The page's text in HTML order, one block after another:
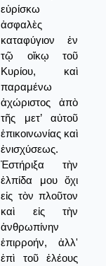
εὑρίσκω
ἀσφαλὲς
καταφύγιον ἐν
τῷ οἴκῳ τοῦ
Κυρίου, καὶ
παραμένω
ἀχώριστος ἀπὸ
τῆς μετ’ αὐτοῦ
ἐπικοινωνίας καὶ
ἐνισχύσεως.
Ἐστήριξα τὴν
ἐλπίδα μου ὄχι
εἰς τὸν πλοῦτον
καὶ εἰς τὴν
ἀνθρωπίνην
ἐπιρροήν, ἀλλ'
ἐπὶ τοῦ ἐλέους